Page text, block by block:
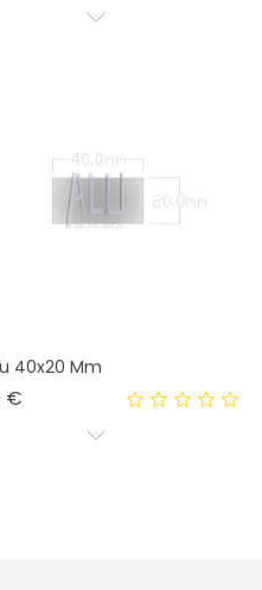
40x20 Mm
€